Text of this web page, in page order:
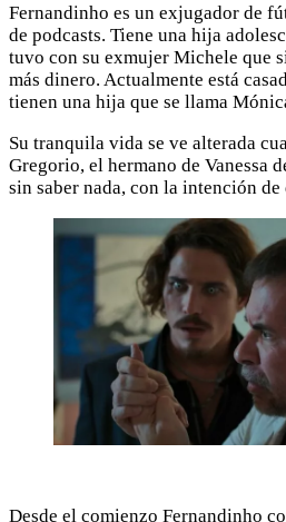
Fernandinho es un exjugador de
de podcasts. Tiene una hija
tuvo con su exmujer Michele que
más dinero. Actualmente está
tienen una hija que se llama
Su tranquila vida se ve alterada
Gregorio, el hermano de Vanessa
sin saber nada, con la intención de
Desde el comienzo Fernandinho